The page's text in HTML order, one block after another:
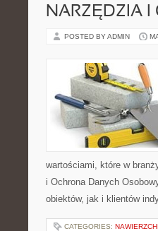
NARZĘDZIA I
POSTED BY ADMIN
wartościami, które w
i Ochrona Danych
obiektów, jak i klientów
CATEGORIES: